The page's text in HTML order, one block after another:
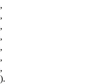
,
,
,
,
,
,
,
).